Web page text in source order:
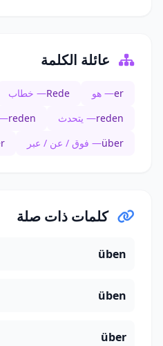
عائلة الكلمة
er— هو Rede— خطاب
reden— يتحدث reden
—
über— فوق / عن / عبر
كلمات ذات صلة
üben
üben
über